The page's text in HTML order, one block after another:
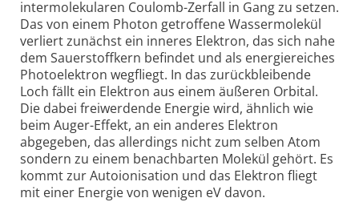
intermolekularen Coulomb-Zerfall in Gang zu setzen.
Das von einem Photon getroffene Wassermolekül
verliert zunächst ein inneres Elektron, das sich nahe
dem Sauerstoffkern befindet und als energiereiches
Photoelektron wegfliegt. In das zurückbleibende
Loch fällt ein Elektron aus einem äußeren Orbital.
Die dabei freiwerdende Energie wird, ähnlich wie
beim Auger-Effekt, an ein anderes Elektron
abgegeben, das allerdings nicht zum selben Atom
sondern zu einem benachbarten Molekül gehört. Es
kommt zur Autoionisation und das Elektron fliegt
mit einer Energie von wenigen eV davon.